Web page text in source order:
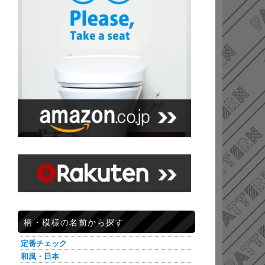
柄・模様の名前から探す
定番チェック
和風・日本